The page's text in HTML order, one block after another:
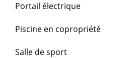
Portail électrique
Piscine en copropriété
Salle de sport